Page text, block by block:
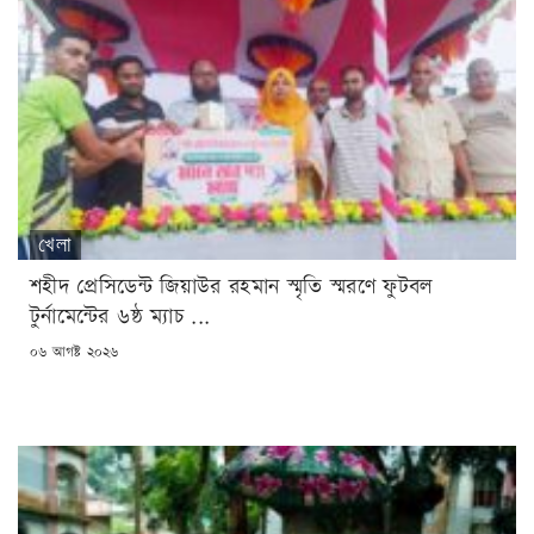
খেলা
শহীদ প্রেসিডেন্ট জিয়াউর রহমান স্মৃতি স্মরণে ফুটবল
টুর্নামেন্টের ৬ষ্ঠ ম্যাচ ...
POSTED
০৬ আগষ্ট ২০২৬